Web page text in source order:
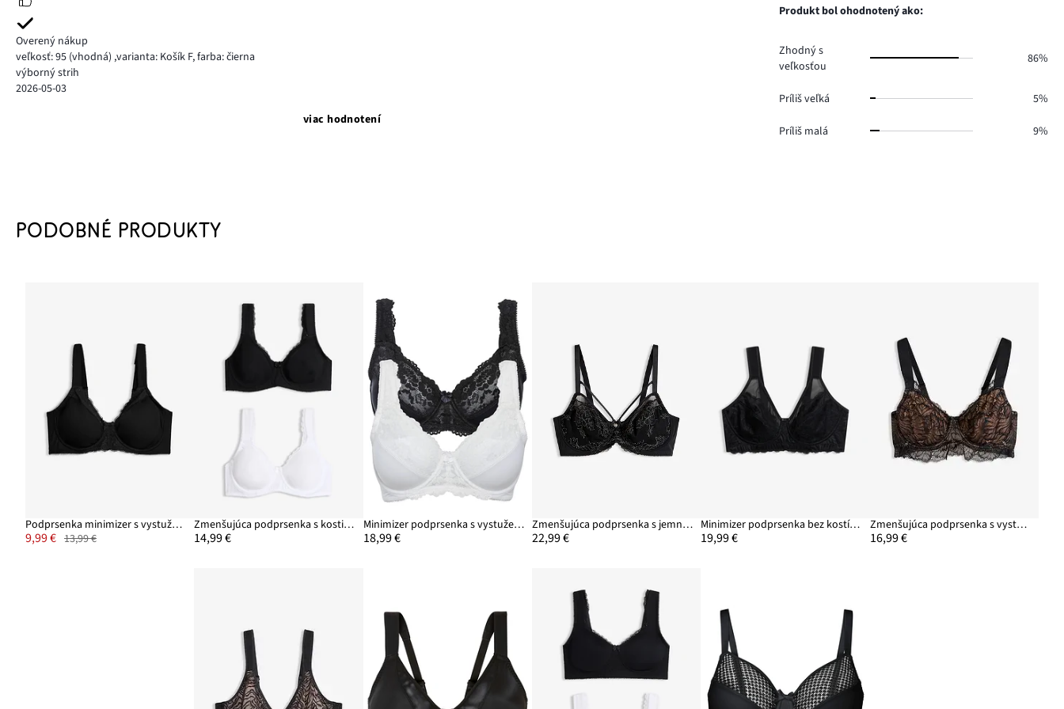
Overený nákup
veľkosť: 95 (vhodná) ,varianta: Košík F,farba: čierna
výborný strih
2026-05-03
viac hodnotení
3.
hlasov
Produkt bol ohodnotený ako:
Zhodný s
veľkosťou
86%
Príliš veľká 5%
Príliš malá 9%
PODOBNÉ PRODUKTY
Podprsenka minimizer s vystuženými ramienkami
9,99 € 13,99 €
Zmenšujúca podprsenka s kosticami s bio bavlnou (2 ks v balení)
14,99 €
Minimizer podprsenka s vystuženými ramienkami (2 ks)
18,99 €
Zmenšujúca podprsenka s jemnou čipkou
22,99 €
Minimizer podprsenka bez kostíc s vystuženými ramienkami
19,99 €
Zmenšujúca podprsenka s vystuženými ramienkami
16,99 €